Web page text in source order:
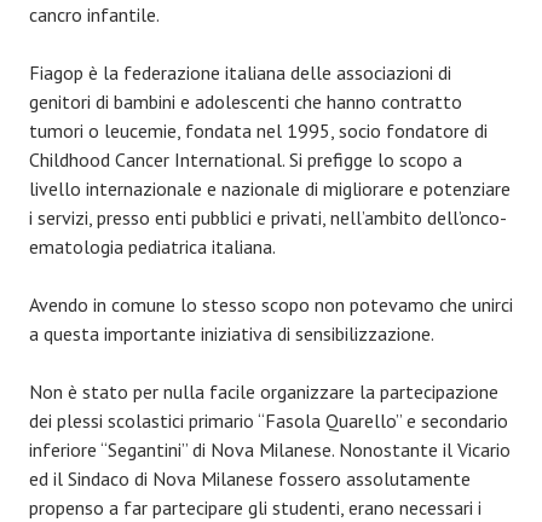
cancro infantile.
Fiagop è la federazione italiana delle associazioni di
genitori di bambini e adolescenti che hanno contratto
tumori o leucemie, fondata nel 1995, socio fondatore di
Childhood Cancer International. Si prefigge lo scopo a
livello internazionale e nazionale di migliorare e potenziare
i servizi, presso enti pubblici e privati, nell’ambito dell’onco-
ematologia pediatrica italiana.
Avendo in comune lo stesso scopo non potevamo che unirci
a questa importante iniziativa di sensibilizzazione.
Non è stato per nulla facile organizzare la partecipazione
dei plessi scolastici primario “Fasola Quarello” e secondario
inferiore “Segantini” di Nova Milanese. Nonostante il Vicario
ed il Sindaco di Nova Milanese fossero assolutamente
propenso a far partecipare gli studenti, erano necessari i